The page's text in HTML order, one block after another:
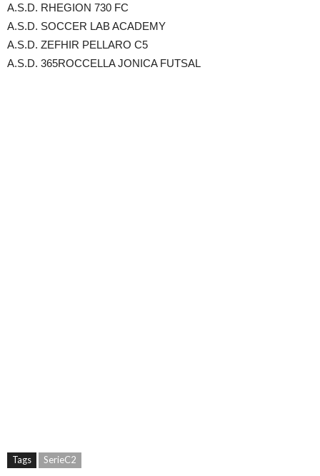
A.S.D. RHEGION 730 FC
A.S.D. SOCCER LAB ACADEMY
A.S.D. ZEFHIR PELLARO C5
A.S.D. 365ROCCELLA JONICA FUTSAL
Tags SerieC2